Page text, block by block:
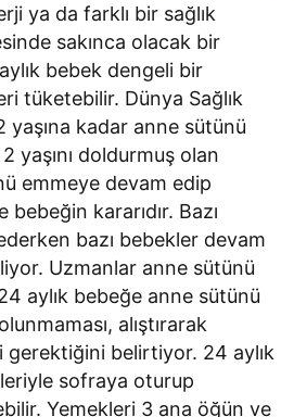
ya da farklı bir sağlık
sakınca olacak bir
bebek dengeli bir
tüketebilir. Dünya Sağlık
kadar anne sütünü
yaşını doldurmuş olan
emmeye devam edip
kararıdır. Bazı
bazı bebekler devam
Uzmanlar anne sütünü
aylık bebeğe anne sütünü
alıştırarak
gerektiğini belirtiyor. 24 aylık
sofraya oturup
Yemekleri 3 ana öğün ve